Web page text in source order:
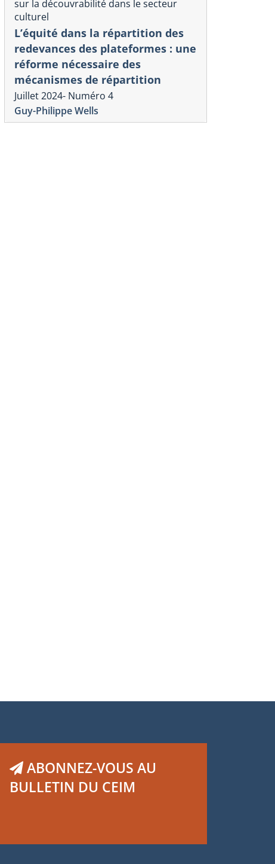
sur la découvrabilité dans le secteur
culturel
L’équité dans la répartition des
redevances des plateformes : une
réforme nécessaire des
mécanismes de répartition
Juillet 2024- Numéro 4
Guy-Philippe Wells
ABONNEZ-VOUS AU
BULLETIN DU CEIM